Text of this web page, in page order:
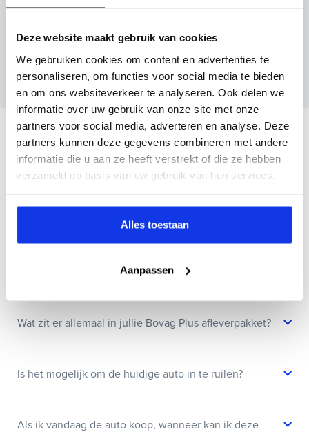
Deze website maakt gebruik van cookies
We gebruiken cookies om content en advertenties te
personaliseren, om functies voor social media te bieden
en om ons websiteverkeer te analyseren. Ook delen we
informatie over uw gebruik van onze site met onze
partners voor social media, adverteren en analyse. Deze
partners kunnen deze gegevens combineren met andere
informatie die u aan ze heeft verstrekt of die ze hebben
verzameld op basis van uw gebruik van hun services.
Alles toestaan
Aanpassen
Inruilvoorstel aanvragen
maandag tot en met vrijdag binnen enkele uren
een voorstel.
Veelgestelde vragen
Wanneer kan ik een proefrit maken?
Kan ik een auto reserveren?
Hoe weet ik of deze auto nog beschikbaar is?
Wat zit er allemaal in jullie Bovag Plus afleverpakket?
Is het mogelijk om de huidige auto in te ruilen?
Als ik vandaag de auto koop, wanneer kan ik deze